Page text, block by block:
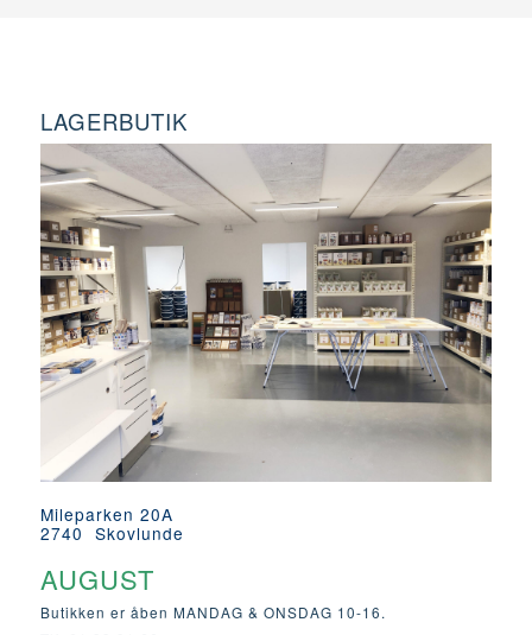
LAGERBUTIK
Mileparken 20A
2740 Skovlunde
AUGUST
Butikken er åben MANDAG & ONSDAG 10-16.